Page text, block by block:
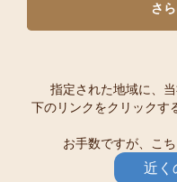
さ
指定された地域に、
下のリンクをクリックす
お手数ですが、こ
近く